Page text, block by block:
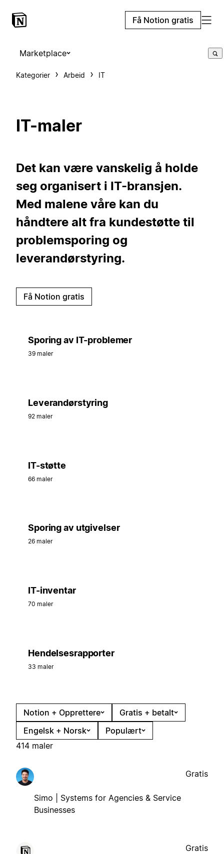
Få Notion gratis
Marketplace
Kategorier Arbeid IT
IT-maler
Det kan være vanskelig å holde
seg organisert i IT-bransjen.
Med malene våre kan du
håndtere alt fra kundestøtte til
problemsporing og
leverandørstyring.
Få Notion gratis
Sporing av IT-problemer
39 maler
Leverandørstyring
92 maler
IT-støtte
66 maler
Sporing av utgivelser
26 maler
IT-inventar
70 maler
Hendelsesrapporter
33 maler
Notion + Opprettere
Gratis + betalt
Engelsk + Norsk
Populært
414 maler
Simo | Systems for Agencies & Service
Businesses
Gratis
Gratis